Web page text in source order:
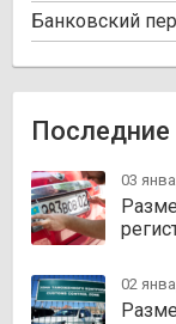
Банковский
Последние
03
02